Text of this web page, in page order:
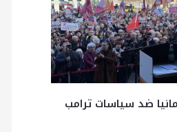
ضد سياسات ترامب